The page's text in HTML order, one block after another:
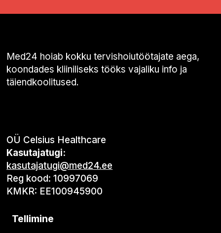
Med24 hoiab kokku tervishoiutöötajate aega,
koondades kliiniliseks tööks vajaliku info ja
täiendkoolitused.
OÜ Celsius Healthcare
Kasutajatugi:
kasutajatugi@med24.ee
Reg kood: 10997069
KMKR: EE100945900
Tellimine